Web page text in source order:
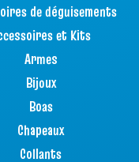
de déguisements
et Kits
Armes
Bijoux
Boas
Chapeaux
Collants